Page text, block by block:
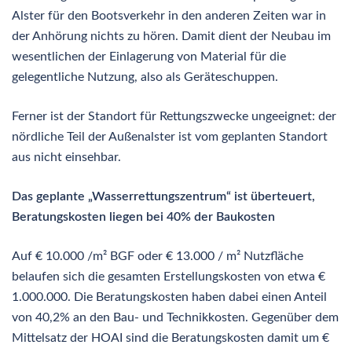
Alster für den Bootsverkehr in den anderen Zeiten war in
der Anhörung nichts zu hören. Damit dient der Neubau im
wesentlichen der Einlagerung von Material für die
gelegentliche Nutzung, also als Geräteschuppen.
Ferner ist der Standort für Rettungszwecke ungeeignet: der
nördliche Teil der Außenalster ist vom geplanten Standort
aus nicht einsehbar.
Das geplante „Wasserrettungszentrum“ ist überteuert,
Beratungskosten liegen bei 40% der Baukosten
Auf € 10.000 /m² BGF oder € 13.000 / m² Nutzfläche
belaufen sich die gesamten Erstellungskosten von etwa €
1.000.000. Die Beratungskosten haben dabei einen Anteil
von 40,2% an den Bau- und Technikkosten. Gegenüber dem
Mittelsatz der HOAI sind die Beratungskosten damit um €